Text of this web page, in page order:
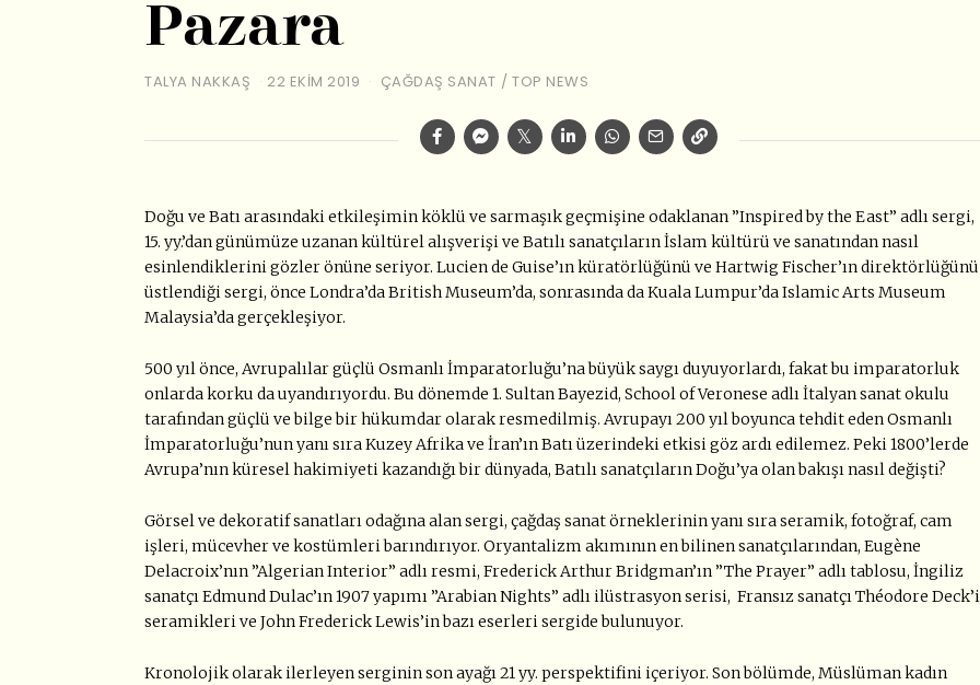
Pazara
TALYA NAKKAŞ 22 EKIM 2019 ÇAĞDAŞ SANAT / TOP NEWS
Doğu ve Batı arasındaki etkileşimin köklü ve sarmaşık geçmişine odaklanan ”Inspired by the East” adlı sergi,
15. yy.’dan günümüze uzanan kültürel alışverişi ve Batılı sanatçıların İslam kültürü ve sanatından nasıl
esinlendiklerini gözler önüne seriyor. Lucien de Guise’ın küratörlüğünü ve Hartwig Fischer’ın direktörlüğünü
üstlendiği sergi, önce Londra’da British Museum’da, sonrasında da Kuala Lumpur’da Islamic Arts Museum
Malaysia’da gerçekleşiyor.
500 yıl önce, Avrupalılar güçlü Osmanlı İmparatorluğu’na büyük saygı duyuyorlardı, fakat bu imparatorluk
onlarda korku da uyandırıyordu. Bu dönemde 1. Sultan Bayezid, School of Veronese adlı İtalyan sanat okulu
tarafından güçlü ve bilge bir hükumdar olarak resmedilmiş. Avrupayı 200 yıl boyunca tehdit eden Osmanlı
İmparatorluğu’nun yanı sıra Kuzey Afrika ve İran’ın Batı üzerindeki etkisi göz ardı edilemez. Peki 1800’lerde
Avrupa’nın küresel hakimiyeti kazandığı bir dünyada, Batılı sanatçıların Doğu’ya olan bakışı nasıl değişti?
Görsel ve dekoratif sanatları odağına alan sergi, çağdaş sanat örneklerinin yanı sıra seramik, fotoğraf, cam
işleri, mücevher ve kostümleri barındırıyor. Oryantalizm akımının en bilinen sanatçılarından, Eugène
Delacroix’nın ”Algerian Interior” adlı resmi, Frederick Arthur Bridgman’ın ”The Prayer” adlı tablosu, İngiliz
sanatçı Edmund Dulac’ın 1907 yapımı ”Arabian Nights” adlı ilüstrasyon serisi, Fransız sanatçı Théodore
seramikleri ve John Frederick Lewis’in bazı eserleri sergide bulunuyor.
Kronolojik olarak ilerleyen serginin son ayağı 21 yy. perspektifini içeriyor. Son bölümde, Müslüman kadın